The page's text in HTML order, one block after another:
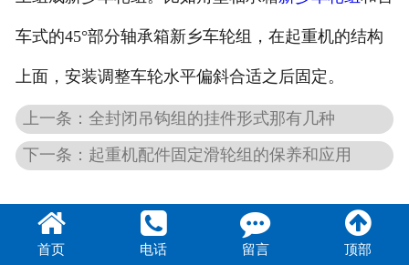
车式的45°部分轴承箱新乡车轮组，在起重机的结构
上面，安装调整车轮水平偏斜合适之后固定。
上一条：全封闭吊钩组的挂件形式那有几种
下一条：起重机配件固定滑轮组的保养和应用
首页 电话 留言 顶部